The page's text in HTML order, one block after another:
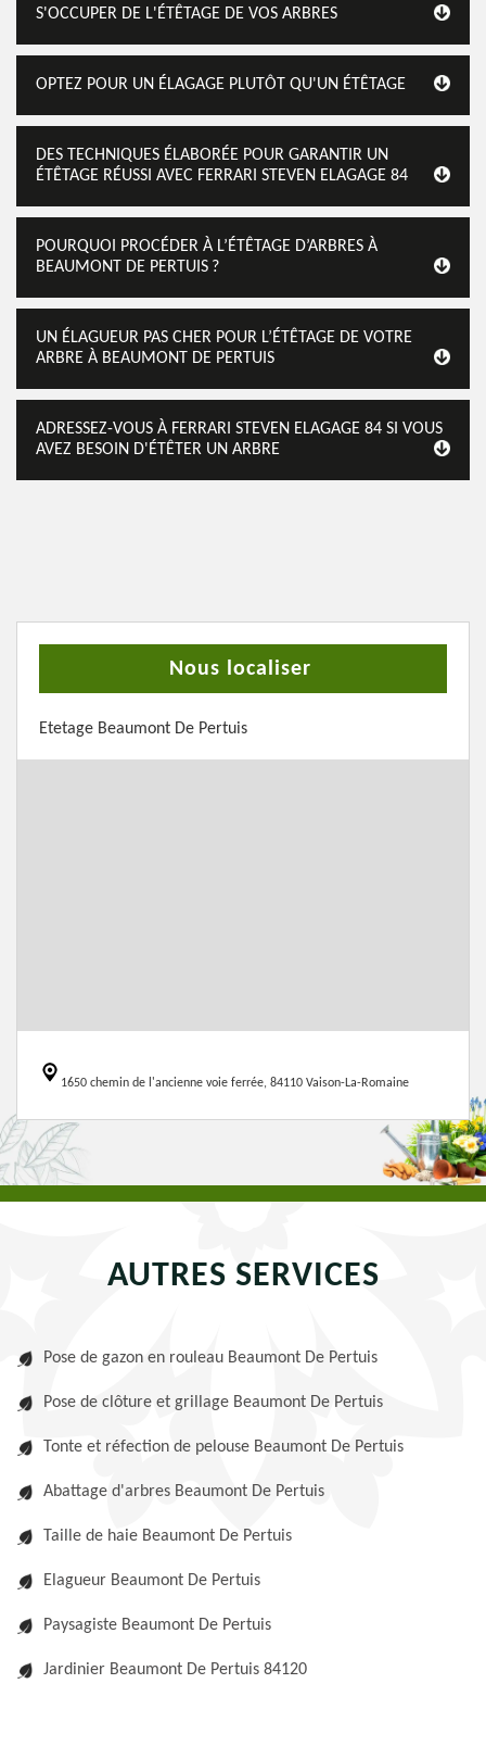
S'OCCUPER DE L'ÉTÊTAGE DE VOS ARBRES
OPTEZ POUR UN ÉLAGAGE PLUTÔT QU'UN ÉTÊTAGE
DES TECHNIQUES ÉLABORÉE POUR GARANTIR UN
ÉTÊTAGE RÉUSSI AVEC FERRARI STEVEN ELAGAGE 84
POURQUOI PROCÉDER À L’ÉTÊTAGE D’ARBRES À
BEAUMONT DE PERTUIS ?
UN ÉLAGUEUR PAS CHER POUR L’ÉTÊTAGE DE VOTRE
ARBRE À BEAUMONT DE PERTUIS
ADRESSEZ-VOUS À FERRARI STEVEN ELAGAGE 84 SI VOUS
AVEZ BESOIN D'ÉTÊTER UN ARBRE
Nous localiser
Etetage Beaumont De Pertuis
1650 chemin de l'ancienne voie ferrée, 84110 Vaison-La-Romaine
AUTRES SERVICES
Pose de gazon en rouleau Beaumont De Pertuis
Pose de clôture et grillage Beaumont De Pertuis
Tonte et réfection de pelouse Beaumont De Pertuis
Abattage d'arbres Beaumont De Pertuis
Taille de haie Beaumont De Pertuis
Elagueur Beaumont De Pertuis
Paysagiste Beaumont De Pertuis
Jardinier Beaumont De Pertuis 84120